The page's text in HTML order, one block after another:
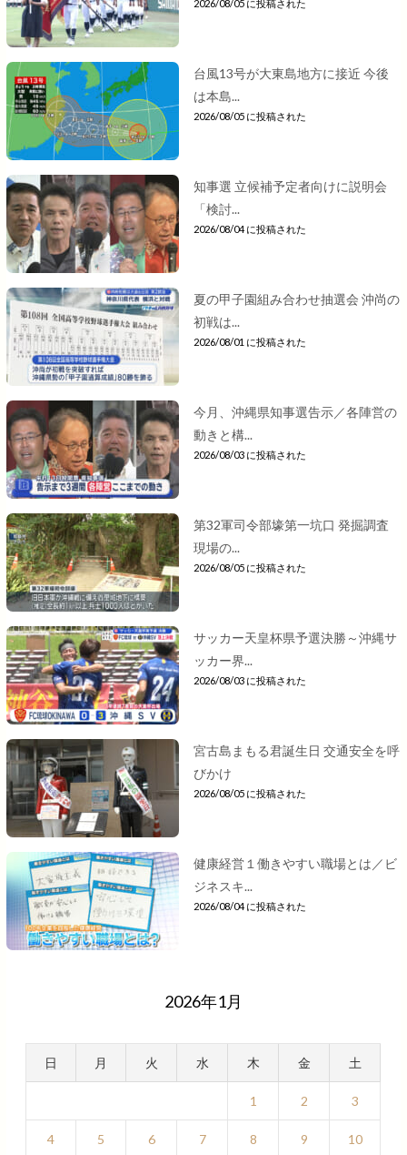
2026/08/05 に投稿された
台風13号が大東島地方に接近 今後
は本島...
2026/08/05 に投稿された
知事選 立候補予定者向けに説明会
「検討...
2026/08/04 に投稿された
夏の甲子園組み合わせ抽選会 沖尚の
初戦は...
2026/08/01 に投稿された
今月、沖縄県知事選告示／各陣営の
動きと構...
2026/08/03 に投稿された
第32軍司令部壕第一坑口 発掘調査
現場の...
2026/08/05 に投稿された
サッカー天皇杯県予選決勝～沖縄サ
ッカー界...
2026/08/03 に投稿された
宮古島まもる君誕生日 交通安全を呼
びかけ
2026/08/05 に投稿された
健康経営１働きやすい職場とは／ビ
ジネスキ...
2026/08/04 に投稿された
2026年1月
日 月 火 水 木 金 土
1 2 3
4 5 6 7 8 9 10